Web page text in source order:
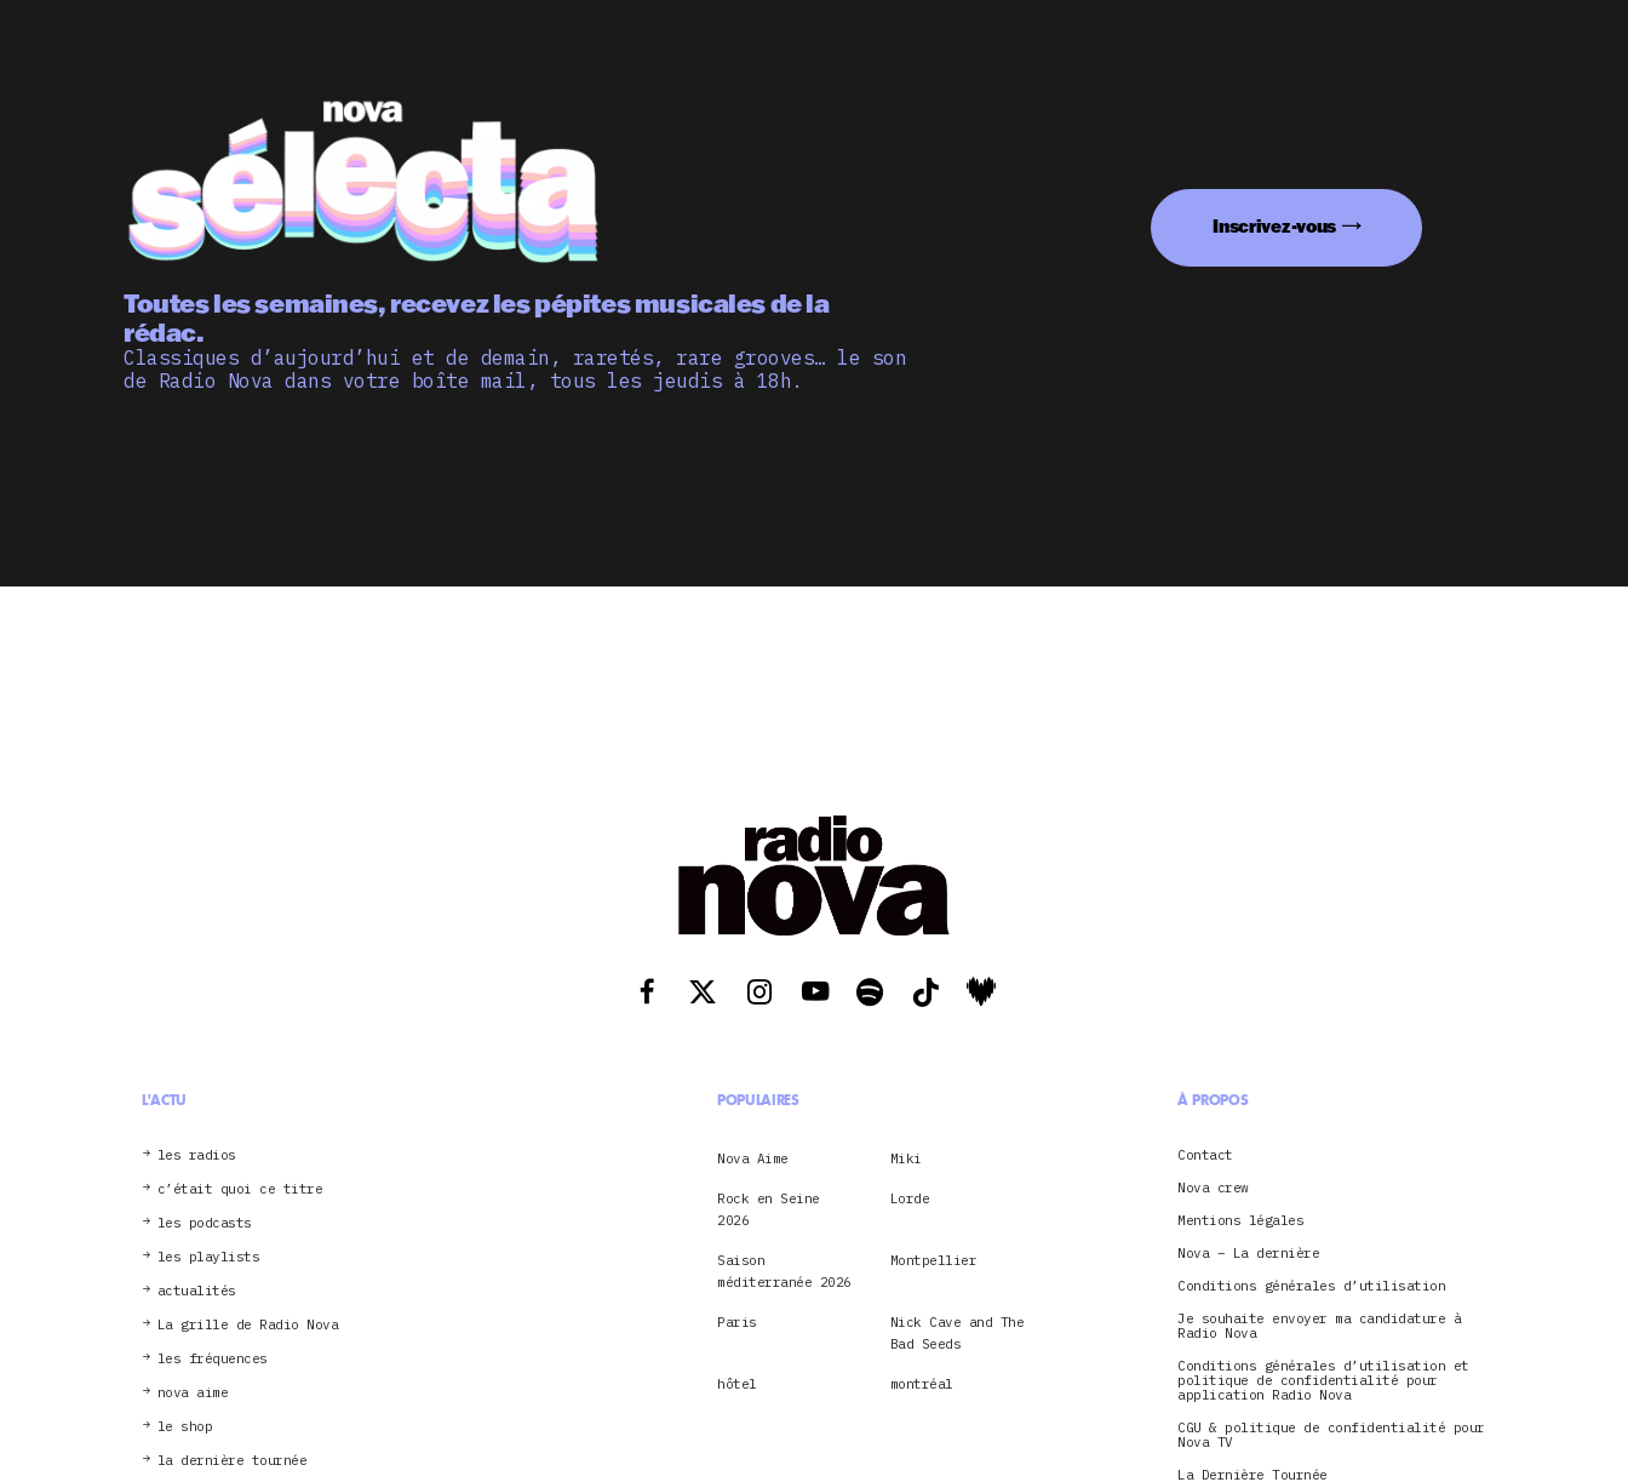
Toutes les semaines, recevez les pépites musicales de la
rédac.
Classiques d’aujourd’hui et de demain, raretés, rare grooves… le son
de Radio Nova dans votre boîte mail, tous les jeudis à 18h.
Inscrivez-vous
L'ACTU
les radios
c’était quoi ce titre
les podcasts
les playlists
actualités
La grille de Radio Nova
les fréquences
nova aime
le shop
la dernière tournée
POPULAIRES
Nova Aime Miki
Rock en Seine
2026
Lorde
Saison
méditerranée 2026
Montpellier
Paris
Nick Cave and The
Bad Seeds
hôtel montréal
À PROPOS
Contact
Nova crew
Mentions légales
Nova – La dernière
Conditions générales d’utilisation
Je souhaite envoyer ma candidature à
Radio Nova
Conditions générales d’utilisation et
politique de confidentialité pour
application Radio Nova
CGU & politique de confidentialité pour
Nova TV
La Dernière Tournée